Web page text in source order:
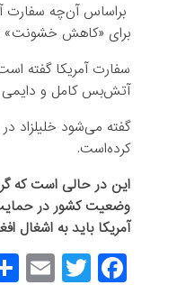
براساس آن‌چه سفارت
برای «کاهش خشونت»
سفارت آمریکا گفته
آتش‌بس کامل و دایمی
گفته می‌شود خلیلزاد
کرده‌است.
این در حالی است که
وضعیت کشور در حمایت
آمریکا باید به اشغال
F
T
E